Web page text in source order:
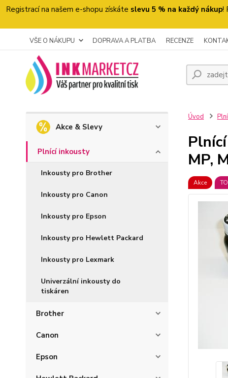
Registrací na našem e-shopu získáte slevu 5 % na každý nákup!
VŠE O NÁKUPU DOPRAVA A PLATBA RECENZE
Akce & Slevy
Plnící inkousty
Inkousty pro Brother
Inkousty pro Canon
Inkousty pro Epson
Inkousty pro Hewlett Packard
Inkousty pro Lexmark
Univerzální inkousty do
tiskáren
Brother
Canon
Epson
Úvod
MP,
Akce